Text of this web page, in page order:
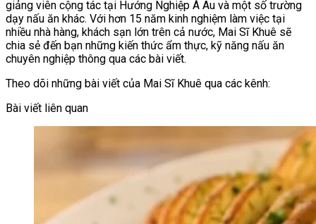
giảng viên cộng tác tại Hướng Nghiệp Á Âu và một số trường
dạy nấu ăn khác. Với hơn 15 năm kinh nghiệm làm việc tại
nhiều nhà hàng, khách sạn lớn trên cả nước, Mai Sĩ Khuê sẽ
chia sẻ đến bạn những kiến thức ẩm thực, kỹ năng nấu ăn
chuyên nghiệp thông qua các bài viết.
Theo dõi những bài viết của Mai Sĩ Khuê qua các kênh:
Bài viết liên quan